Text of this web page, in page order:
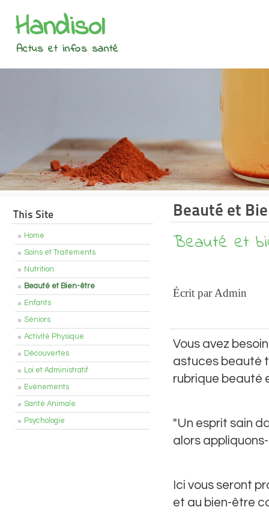
Handisol
Actus et infos santé
This Site
Home
Soins et Traitements
Nutrition
Beauté et Bien-être
Enfants
Séniors
Activité Physique
Découvertes
Loi et Administratif
Evénements
Santé Animale
Psychologie
Beauté et
Beauté et
Écrit par Admin
Vous avez
astuces beauté
rubrique beauté
"Un esprit sain
alors
Ici vous seront
et au bien-être